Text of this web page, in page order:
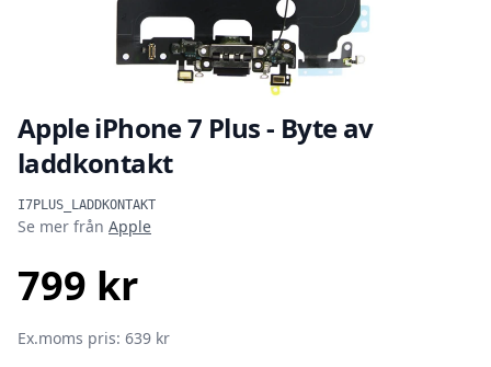
Apple iPhone 7 Plus - Byte av
laddkontakt
I7PLUS_LADDKONTAKT
Produktinformation
Se mer från Apple
799 kr
Ex.moms pris: 639 kr